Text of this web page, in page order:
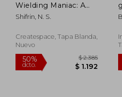
Wielding Maniac: A
fun and practical
introduction to
world's first "Extreme
Sport" (en Inglés)
Shifrin, N. S.
Createspace, Tapa Blanda,
Nuevo